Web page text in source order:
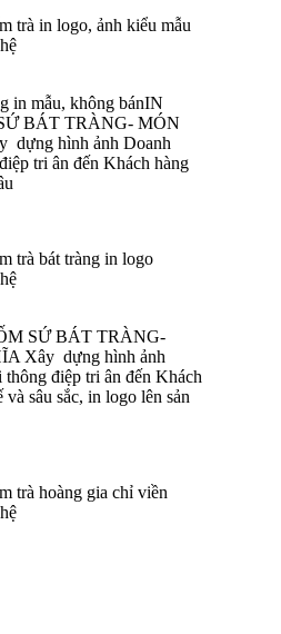
trà in logo, ảnh kiểu mẫu
in mẫu, không bánIN
BÁT TRÀNG- MÓN
hình ảnh Doanh
tri ân đến Khách hàng
trà bát tràng in logo
SỨ BÁT TRÀNG-
Xây dựng hình ảnh
điệp tri ân đến Khách
sâu sắc, in logo lên sản
trà hoàng gia chỉ viền